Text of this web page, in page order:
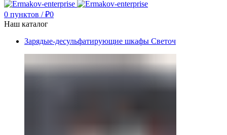
0 пунктов / ₽0
Наш каталог
Зарядые-десульфатирующие шкафы Светоч